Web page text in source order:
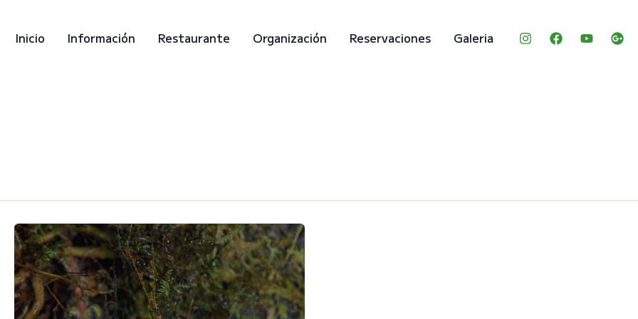
Inicio Información Restaurante Organización Reservaciones Galeria